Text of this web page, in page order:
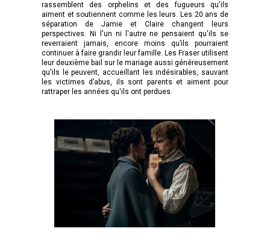
rassemblent des orphelins et des fugueurs qu'ils
aiment et soutiennent comme les leurs. Les 20 ans de
séparation de Jamie et Claire changent leurs
perspectives. Ni l'un ni l'autre ne pensaient qu'ils se
reverraient jamais, encore moins qu’ils pourraient
continuer à faire grandir leur famille. Les Fraser utilisent
leur deuxième bail sur le mariage aussi généreusement
qu'ils le peuvent, accueillant les indésirables, sauvant
les victimes d’abus, ils sont parents et aiment pour
rattraper les années qu'ils ont perdues.